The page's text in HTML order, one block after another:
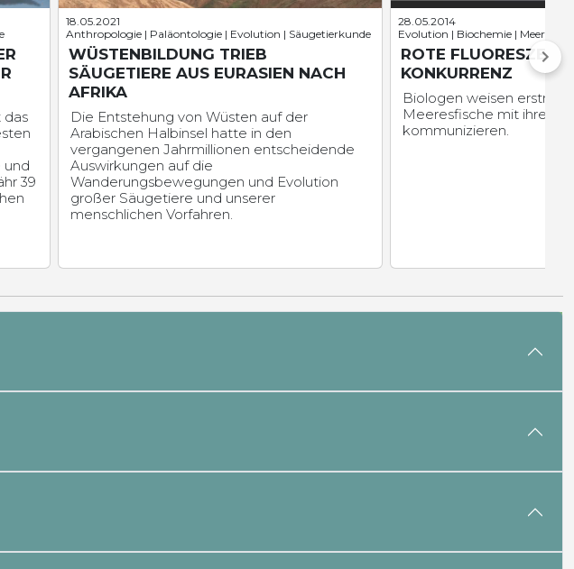
das
und
39
18.05.2021
Anthropologie | Paläontologie | Evolution | Säugetierkunde
WÜSTENBILDUNG TRIEB
SÄUGETIERE AUS EURASIEN NACH
AFRIKA
Die Entstehung von Wüsten auf der
Arabischen Halbinsel hatte in den
vergangenen Jahrmillionen entscheidende
Auswirkungen auf die
Wanderungsbewegungen und Evolution
großer Säugetiere und unserer
menschlichen Vorfahren.
28.05.2014
Evolution | Biochemie |
ROTE
KONKURRENZ
Biologen weisen
Meeresfische mit ihrer
kommunizieren.